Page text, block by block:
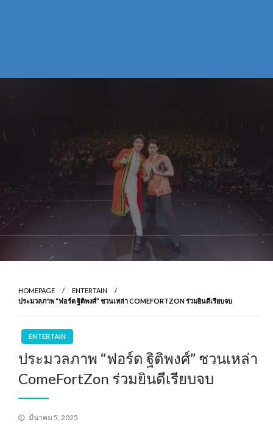
HOMEPAGE
ENTERTAIN
ประมวลภาพ “ฟอร์ด ฐิติพงศ์” ชวนเหล่า COMEFORTZON ร่วมยินดีเรียบจบ
ENTERTAIN
ประมวลภาพ “ฟอร์ด ฐิติพงศ์” ชวนเหล่า
ComeFortZon ร่วมยินดีเรียบจบ
Posted
มีนาคม 5, 2025